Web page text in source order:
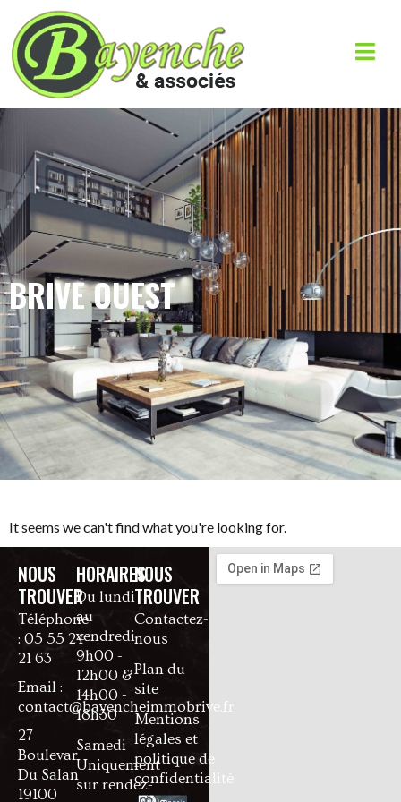
BRIVE OUEST
It seems we can't find what you're looking for.
NOUS
TROUVER
Téléphone
: 05 55 24
21 63
Email :
contact@bayencheimmobrive.fr
27
Boulevar
Du Salan
19100
HORAIRES
Du lundi
au
vendredi
9h00 -
12h00 &
14h00 -
18h30
Samedi
Uniquement
sur rendez-
NOUS
TROUVER
Contactez-
nous
Plan du
site
Mentions
légales et
politique de
confidentialité